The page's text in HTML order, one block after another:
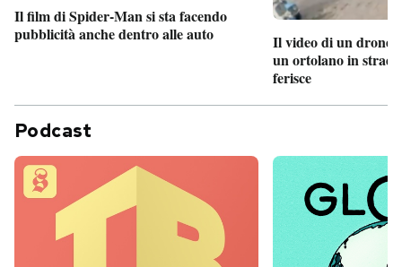
Il film di Spider-Man si sta facendo
pubblicità anche dentro alle auto
Il video di un drone
un ortolano in
ferisce
Podcast